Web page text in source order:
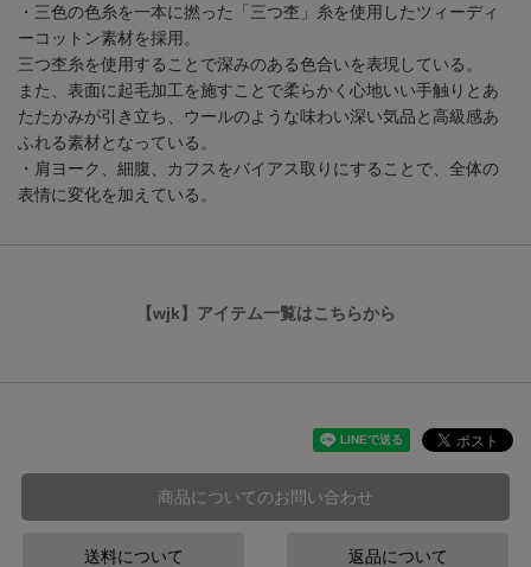
・三色の色糸を一本に撚った「三つ杢」糸を使用したツィーディ
ーコットン素材を採用。
三つ杢糸を使用することで深みのある色合いを表現している。
また、表面に起毛加工を施すことで柔らかく心地いい手触りとあ
たたかみが引き立ち、ウールのような味わい深い気品と高級感あ
ふれる素材となっている。
・肩ヨーク、細腹、カフスをバイアス取りにすることで、全体の
表情に変化を加えている。
【wjk】アイテム一覧はこちらから
商品についてのお問い合わせ
送料について 返品について